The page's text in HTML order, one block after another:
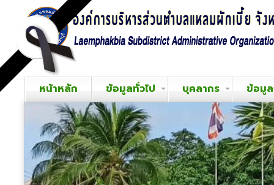
หน้าหลัก ข้อมูลทั่วไป บุคลากร ข้อมู